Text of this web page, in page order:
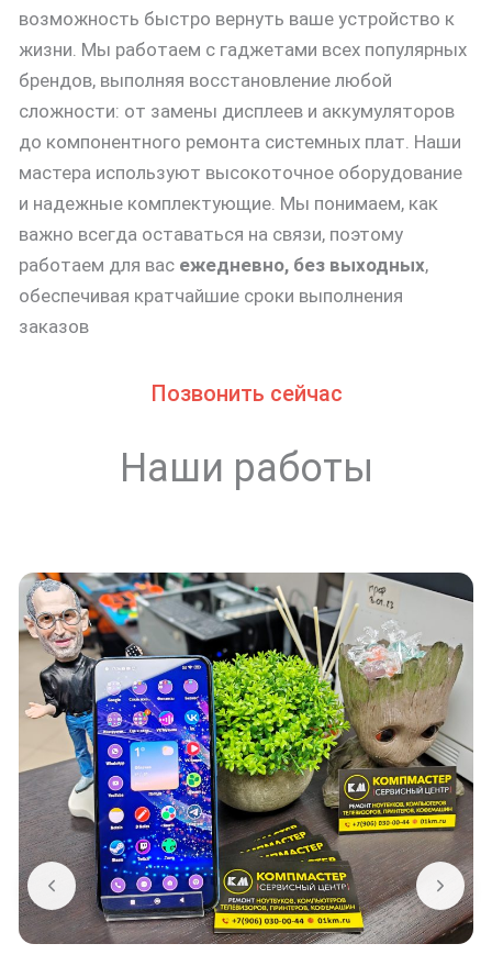
возможность быстро вернуть ваше устройство к
жизни. Мы работаем с гаджетами всех популярных
брендов, выполняя восстановление любой
сложности: от замены дисплеев и аккумуляторов
до компонентного ремонта системных плат. Наши
мастера используют высокоточное оборудование
и надежные комплектующие. Мы понимаем, как
важно всегда оставаться на связи, поэтому
работаем для вас ежедневно, без выходных,
обеспечивая кратчайшие сроки выполнения
заказов
Позвонить сейчас
Наши работы